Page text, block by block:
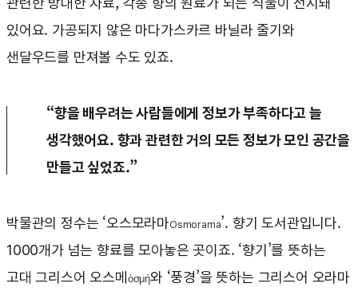
있어요. 가공되지 않은 마다가스카르 바닐라 줄기와
샌달우드를 만져볼 수도 있죠.
“향을 배우려는 사람들에게 정보가 부족하다고 늘
생각했어요. 향과 관련한 거의 모든 정보가 모인 공간을
만들고 싶었죠.”
박물관의 정수는 ‘오스모라마Osmorama’. 향기 도서관입니다.
1000개가 넘는 향료를 모아놓은 곳이죠. ‘향기’를 뜻하는
고대 그리스어 오스메 ὀσμή와 ‘풍경’을 뜻하는 그리스어 오라마